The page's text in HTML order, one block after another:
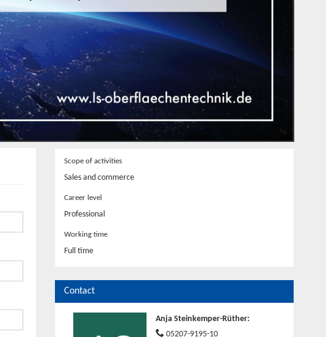
Scope of activities
Sales and commerce
Career level
Professional
Working time
Full time
Contact
Anja Steinkemper-Rüther:
05207-9195-10